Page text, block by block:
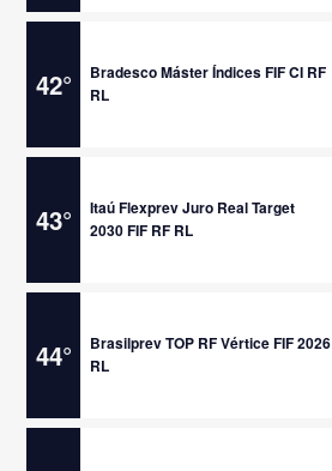
42°
Bradesco Máster Índices FIF CI RF
RL
43°
Itaú Flexprev Juro Real Target
2030 FIF RF RL
44°
Brasilprev TOP RF Vértice FIF 2026
RL